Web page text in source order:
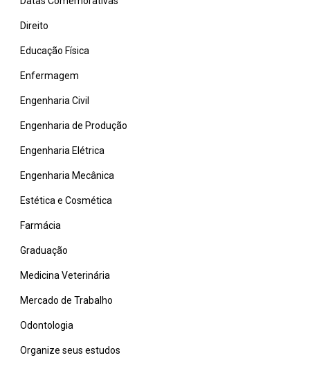
Direito
Educação Física
Enfermagem
Engenharia Civil
Engenharia de Produção
Engenharia Elétrica
Engenharia Mecânica
Estética e Cosmética
Farmácia
Graduação
Medicina Veterinária
Mercado de Trabalho
Odontologia
Organize seus estudos